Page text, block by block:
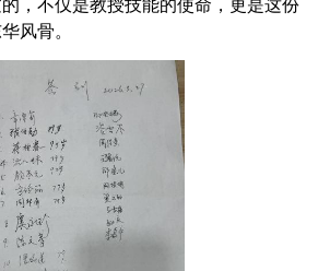
，不仅是教授技能的使命，更是这份
风骨。